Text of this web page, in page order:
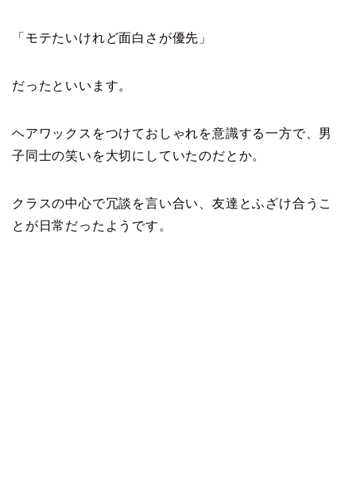
「モテたいけれど面白さが優先」
だったといいます。
ヘアワックスをつけておしゃれを意識する一方で、男
子同士の笑いを大切にしていたのだとか。
クラスの中心で冗談を言い合い、友達とふざけ合うこ
とが日常だったようです。